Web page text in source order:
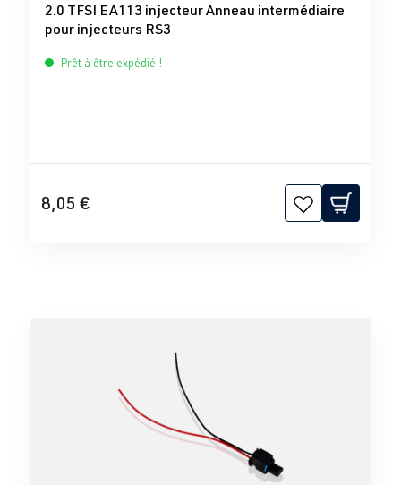
2.0 TFSI EA113 injecteur Anneau intermédiaire
pour injecteurs RS3
Prêt à être expédié !
8,05 €